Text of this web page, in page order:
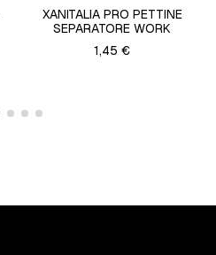
XANITALIA PRO PETTINE
SEPARATORE WORK
1,45 €